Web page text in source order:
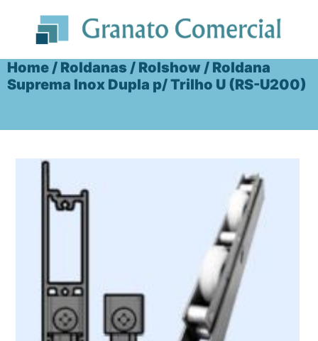
conteúdo
Home / Roldanas / Rolshow / Roldana
Suprema Inox Dupla p/ Trilho U (RS-U200)